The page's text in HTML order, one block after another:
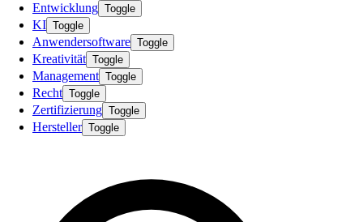
Entwicklung Toggle
KI Toggle
Anwendersoftware Toggle
Kreativität Toggle
Management Toggle
Recht Toggle
Zertifizierung Toggle
Hersteller Toggle